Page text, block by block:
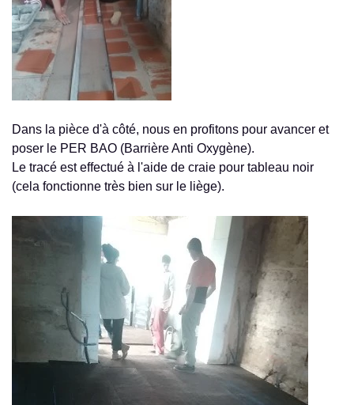
Dans la pièce d'à côté, nous en profitons pour avancer et
poser le PER BAO (Barrière Anti Oxygène).
Le tracé est effectué à l'aide de craie pour tableau noir
(cela fonctionne très bien sur le liège).